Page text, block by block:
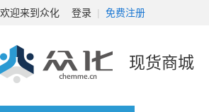
欢迎来到众化 登录 | 免费注册
现货商城